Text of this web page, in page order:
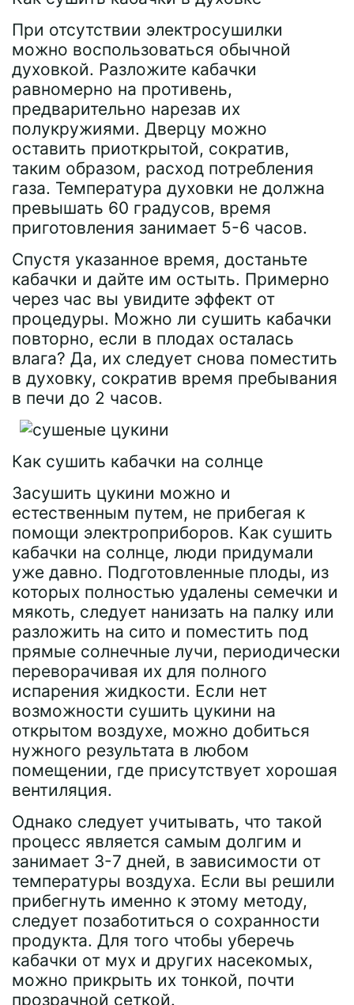
При отсутствии электросушилки
можно воспользоваться обычной
духовкой. Разложите кабачки
равномерно на противень,
предварительно нарезав их
полукружиями. Дверцу можно
оставить приоткрытой, сократив,
таким образом, расход потребления
газа. Температура духовки не должна
превышать 60 градусов, время
приготовления занимает 5-6 часов.
Спустя указанное время, достаньте
кабачки и дайте им остыть. Примерно
через час вы увидите эффект от
процедуры. Можно ли сушить кабачки
повторно, если в плодах осталась
влага? Да, их следует снова поместить
в духовку, сократив время пребывания
в печи до 2 часов.
Как сушить кабачки на солнце
Засушить цукини можно и
естественным путем, не прибегая к
помощи электроприборов. Как сушить
кабачки на солнце, люди придумали
уже давно. Подготовленные плоды, из
которых полностью удалены семечки и
мякоть, следует нанизать на палку или
разложить на сито и поместить под
прямые солнечные лучи, периодически
переворачивая их для полного
испарения жидкости. Если нет
возможности сушить цукини на
открытом воздухе, можно добиться
нужного результата в любом
помещении, где присутствует хорошая
вентиляция.
Однако следует учитывать, что такой
процесс является самым долгим и
занимает 3-7 дней, в зависимости от
температуры воздуха. Если вы решили
прибегнуть именно к этому методу,
следует позаботиться о сохранности
продукта. Для того чтобы уберечь
кабачки от мух и других насекомых,
можно прикрыть их тонкой, почти
прозрачной сеткой.